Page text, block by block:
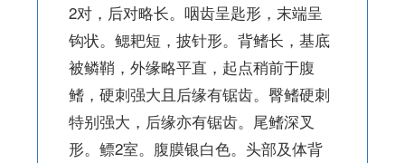
2对，后对略长。咽齿呈匙形，末端呈
钩状。鳃耙短，披针形。背鳍长，基底
被鳞鞘，外缘略平直，起点稍前于腹
鳍，硬刺强大且后缘有锯齿。臀鳍硬刺
特别强大，后缘亦有锯齿。尾鳍深叉
形。鳔2室。腹膜银白色。头部及体背